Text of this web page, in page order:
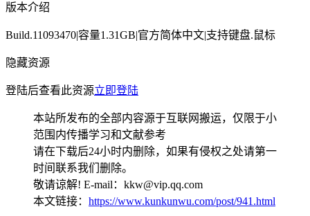
版本介绍
Build.11093470|容量1.31GB|官方简体中文|支持键盘.鼠标
隐藏资源
登陆后查看此资源立即登陆
本站所发布的全部内容源于互联网搬运，仅限于小
范围内传播学习和文献参考
请在下载后24小时内删除，如果有侵权之处请第一
时间联系我们删除。
敬请谅解! E-mail：kkw@vip.qq.com
本文链接： https://www.kunkunwu.com/post/941.html